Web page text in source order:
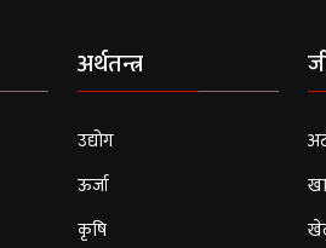
अर्थतन्त्र
उद्योग
ऊर्जा
कृषि